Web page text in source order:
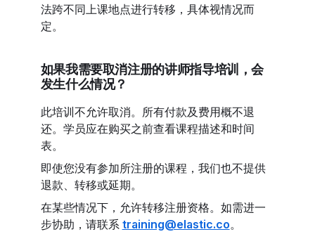
法跨不同上课地点进行转移，具体视情况而
定。
如果我需要取消注册的讲师指导培训，会
发生什么情况？
此培训不允许取消。所有付款及费用概不退
还。学员应在购买之前查看课程描述和时间
表。
即使您没有参加所注册的课程，我们也不提供
退款、转移或延期。
在某些情况下，允许转移注册资格。如需进一
步协助，请联系 training@elastic.co。